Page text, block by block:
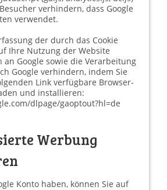
verhindern, dass Google
verwendet.
der durch das Cookie
Ihre Nutzung der Website
an Google sowie die Verarbeitung
Google verhindern, indem Sie
Link verfügbare Browser-
und installieren:
dlpage/gaoptout?hl=de
Werbung
Konto haben, können Sie auf